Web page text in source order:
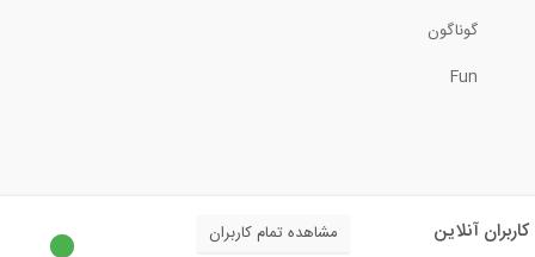
40:44
پل بتنی با عرشه پیش تنیده و مجهز به...
گوناگون
Fun
کاربران آنلاین مشاهده تمام کاربران